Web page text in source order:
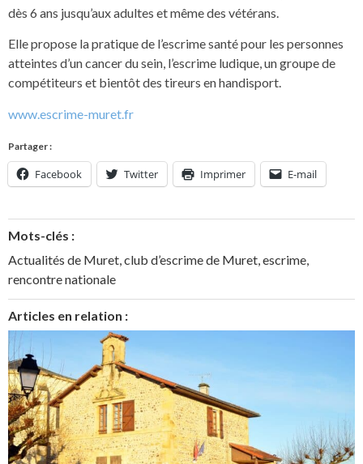
dès 6 ans jusqu’aux adultes et même des vétérans.
Elle propose la pratique de l’escrime santé pour les personnes
atteintes d’un cancer du sein, l’escrime ludique, un groupe de
compétiteurs et bientôt des tireurs en handisport.
www.escrime-muret.fr
Partager :
Facebook Twitter Imprimer E-mail
Mots-clés :
Actualités de Muret,club d’escrime de Muret,escrime,
rencontre nationale
Articles en relation :